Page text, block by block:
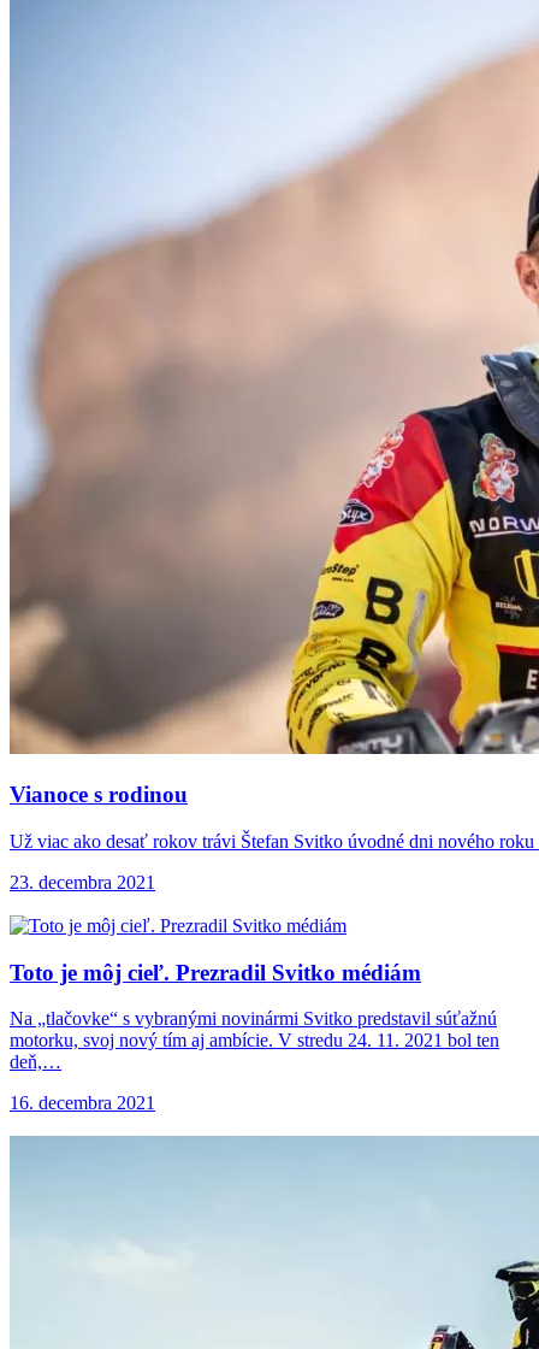
Vianoce s rodinou
Už viac ako desať rokov trávi Štefan Svitko úvodné dni nového
23. decembra 2021
Toto je môj cieľ. Prezradil Svitko médiám
Na „tlačovke“ s vybranými novinármi Svitko predstavil súťažnú
motorku, svoj nový tím aj ambície. V stredu 24. 11. 2021 bol ten
deň,…
16. decembra 2021